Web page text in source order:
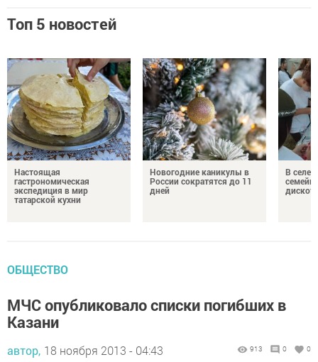
Топ 5 новостей
Настоящая
гастрономическая
экспедиция в мир
татарской кухни
Новогодние каникулы в
России сократятся до 11
дней
В селе
ОБЩЕСТВО
МЧС опубликовало списки погибших в
Казани
автор, 18 ноября 2013 - 04:43 913 0 0